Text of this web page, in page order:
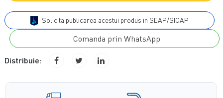
Solicita publicarea acestui produs in SEAP/SICAP
Comanda prin WhatsApp
Distribuie: